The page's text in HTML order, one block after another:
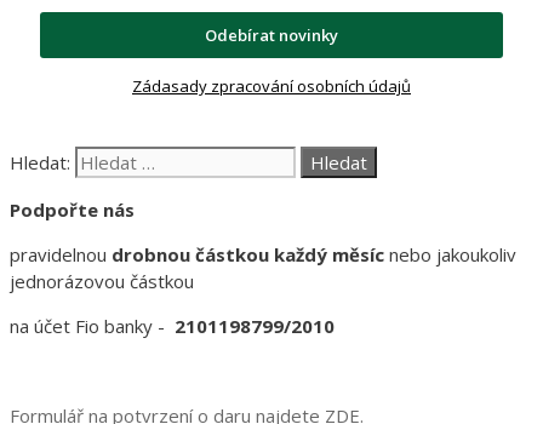
Odebírat novinky
Zádasady zpracování osobních údajů
Hledat:
Podpořte nás
pravidelnou drobnou částkou každý měsíc nebo jakoukoliv
jednorázovou částkou
na účet Fio banky - 2101198799/2010
Formulář na potvrzení o daru najdete ZDE.